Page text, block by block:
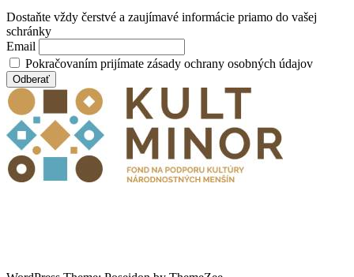
Dostaňte vždy čerstvé a zaujímavé informácie priamo do vašej
schránky
Email
Pokračovaním prijímate zásady ochrany osobných údajov